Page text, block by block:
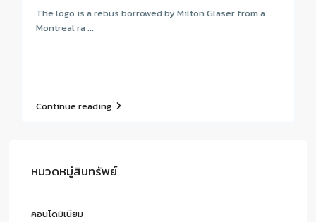
The logo is a rebus borrowed by Milton Glaser from a
Montreal ra ...
Continue reading
หมวดหมู่สินทรัพย์
คอนโดมิเนียม